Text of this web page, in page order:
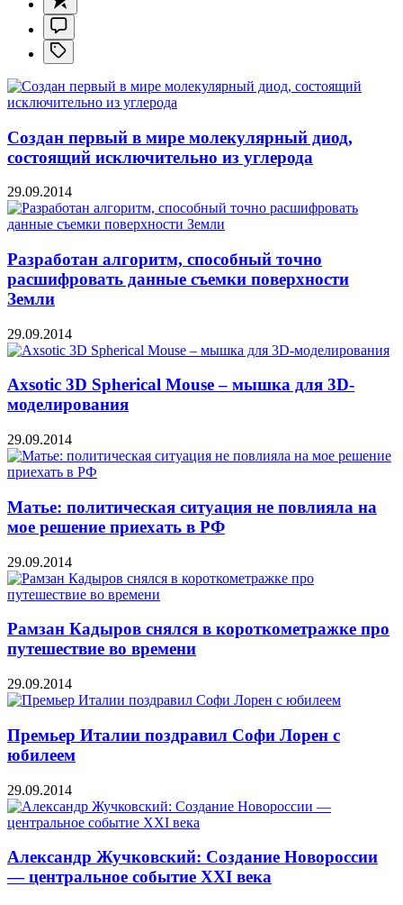
Создан первый в мире молекулярный диод,
состоящий исключительно из углерода
29.09.2014
Разработан алгоритм, способный точно
расшифровать данные съемки поверхности
Земли
29.09.2014
Axsotic 3D Spherical Mouse – мышка для 3D-
моделирования
29.09.2014
Матье: политическая ситуация не повлияла на
мое решение приехать в РФ
29.09.2014
Рамзан Кадыров снялся в короткометражке про
путешествие во времени
29.09.2014
Премьер Италии поздравил Софи Лорен с
юбилеем
29.09.2014
Александр Жучковский: Создание Новороссии
— центральное событие XXI века